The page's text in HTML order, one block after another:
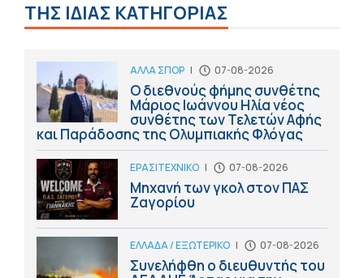
ΤΗΣ ΙΔΙΑΣ ΚΑΤΗΓΟΡΙΑΣ
ΑΛΛΑ ΣΠΟΡ | 07-08-2026
Ο διεθνούς φήμης συνθέτης
Μάριος Ιωάννου Ηλία νέος
συνθέτης των Τελετών Αφής
και Παράδοσης της Ολυμπιακής Φλόγας
ΕΡΑΣΙΤΕΧΝΙΚΟ | 07-08-2026
Μηχανή των γκολ στον ΠΑΣ
Ζαγορίου
ΕΛΛΑΔΑ / ΕΞΩΤΕΡΙΚΟ | 07-08-2026
Συνελήφθη ο διευθυντής του